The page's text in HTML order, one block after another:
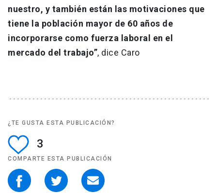
nuestro, y también están las motivaciones que
tiene la población mayor de 60 años de
incorporarse como fuerza laboral en el
mercado del trabajo”, dice Caro
¿TE GUSTA ESTA PUBLICACIÓN?
3
COMPARTE ESTA PUBLICACIÓN